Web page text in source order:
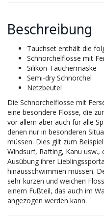
Beschreibung
Tauchset enthält die
Schnorchelflosse mit
Silikon-Tauchermaske
Semi-dry Schnorchel
Netzbeutel
Die Schnorchelflosse mit
eine besondere Flosse, die
vor allem aber auch für alle
denen nur in besonderen
müssen. Dies gilt zum
Windsurf, Rafting, Kanu
Ausübung ihrer
hinausschwimmen müssen.
sehr kurzen und weichen
einem Fußteil, das auch im
angezogen werden kann.